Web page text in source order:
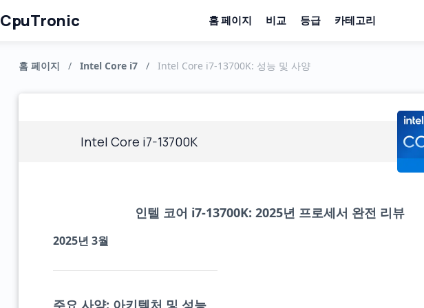
CpuTronic 홈 페이지 비교 등급 카테고리
홈 페이지 / Intel Core i7 / Intel Core i7-13700K: 성능 및 사양
Intel Core i7-13700K
인텔 코어 i7-13700K: 2025년 프로세서 완전 리뷰
2025년 3월
주요 사양: 아키텍처 및 성능